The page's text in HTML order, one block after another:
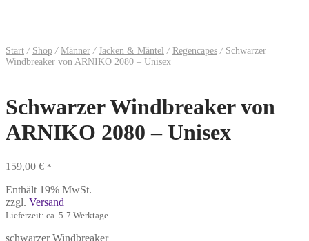
Start / Shop / Männer / Jacken & Mäntel / Regencapes /Schwarzer
Windbreaker von ARNIKO 2080 – Unisex
Schwarzer Windbreaker von
ARNIKO 2080 – Unisex
159,00 € *
Enthält 19% MwSt.
zzgl. Versand
Lieferzeit: ca. 5-7 Werktage
schwarzer Windbreaker